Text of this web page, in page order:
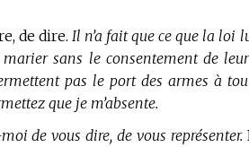
de dire. Il n’a fait que ce que la loi
sans le consentement de
pas le port des armes à
que je m’absente.
de vous dire, de vous représenter.